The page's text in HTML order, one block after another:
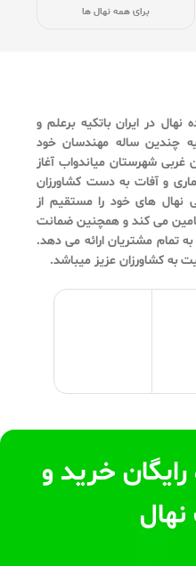
برای همه نهال ها
نهال در ایران باتکیه برعلم و
چندین ساله مهندسان خود
غربی شهرستان میاندواب آغاز
و آفات به دست کشاورزان
نهال های خود را مستقیم از
می کند و همچنین ضمانت
تمام مشتریان ارائه می دهد.
به کشاورزان عزیز میباشد.
خرید و